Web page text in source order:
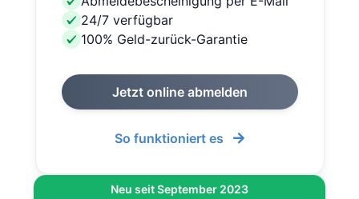
24/7 verfügbar
100% Geld-zurück-Garantie
Jetzt online abmelden
So funktioniert es
Neu seit September 2023